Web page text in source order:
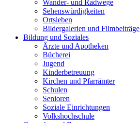
Wander- und Radwege
Sehenswürdigkeiten
Ortsleben
Bildergalerien und Filmbeiträge
Bildung und Soziales
Ärzte und Apotheken
Bücherei
Jugend
Kinderbetreuung
Kirchen und Pfarrämter
Schulen
Senioren
Soziale Einrichtungen
Volkshochschule